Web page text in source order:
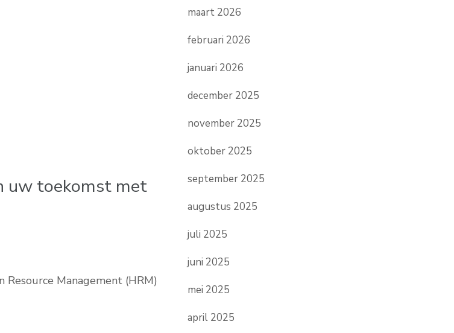
uw toekomst met
Management (HRM)
maart 2026
februari 2026
januari 2026
december 2025
november 2025
oktober 2025
september 2025
augustus 2025
juli 2025
juni 2025
mei 2025
april 2025